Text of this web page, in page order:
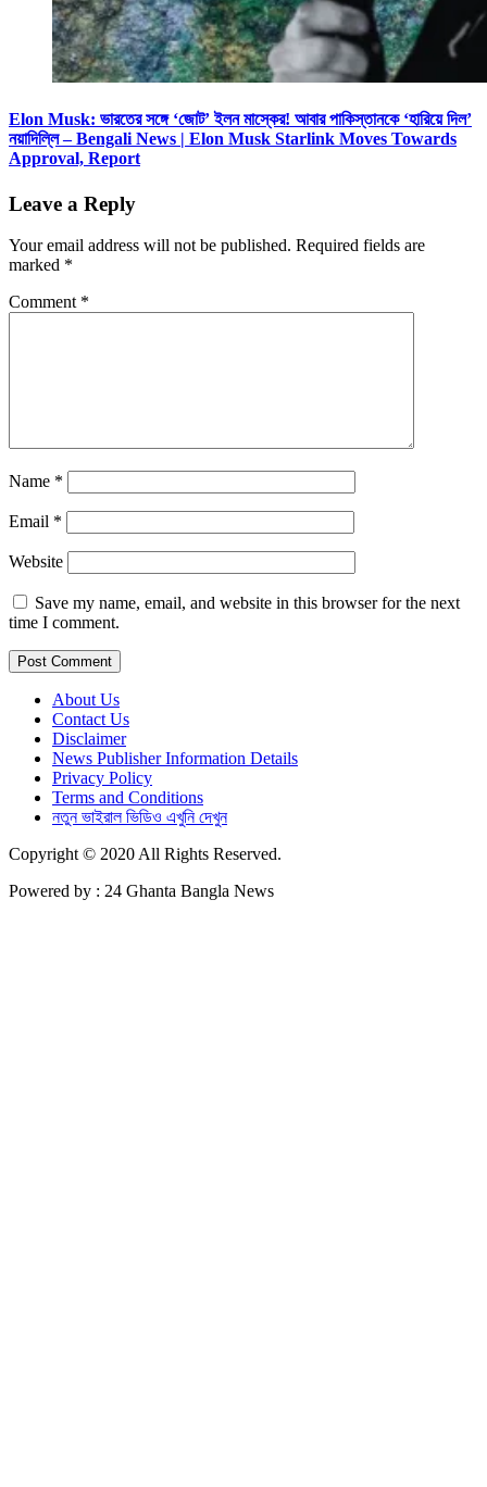
Elon Musk: ভারতের সঙ্গে ‘জোট’ ইলন মাস্কের! আবার পাকিস্তানকে ‘হারিয়ে দিল’
নয়াদিল্লি – Bengali News | Elon Musk Starlink Moves Towards
Approval, Report
Leave a Reply
Your email address will not be published. Required fields are
marked *
Comment *
Name *
Email *
Website
Save my name, email, and website in this browser for the next
time I comment.
About Us
Contact Us
Disclaimer
News Publisher Information Details
Privacy Policy
Terms and Conditions
নতুন ভাইরাল ভিডিও এখুনি দেখুন
Copyright © 2020 All Rights Reserved.
Powered by : 24 Ghanta Bangla News